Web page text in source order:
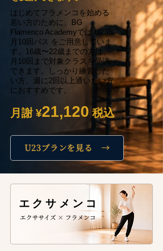
はじめてフラメンコを始める
若い方のために、BG
Flamenco Academyでは U23
月10回パス をご用意していま
す。16歳〜22歳までの方は、
月10回まで対象クラスを受講
できます。しっかり練習した
い方、週に2回以上通いたい方
におすすめです。
月謝 ¥21,120 税込
U23プランを見る →
エクサメンコ
エクササイズ × フラメンコ